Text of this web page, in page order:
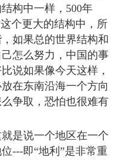
构中一样，500年
个更大的结构中，所
如果总的世界结构和
怎么努力，中国的事
说如果像今天这样，
在东南沿海一个方向
争取，恐怕也很难有
是说一个地区在一个
---即“地利”是非常重